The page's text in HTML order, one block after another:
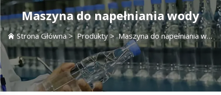
Maszyna do napełniania wody
Strona Główna> Produkty >Maszyna do napełniania wody